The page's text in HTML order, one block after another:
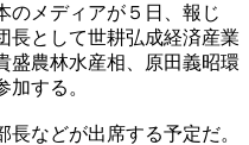
のメディアが５日、報じ
長として世耕弘成経済産業
盛農林水産相、原田義昭環
する。
などが出席する予定だ。